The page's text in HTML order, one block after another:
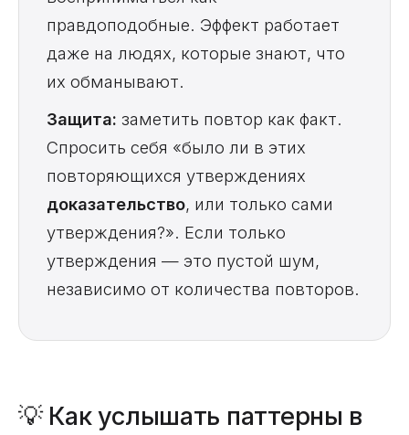
правдоподобные. Эффект работает
даже на людях, которые знают, что
их обманывают.
Защита: заметить повтор как факт.
Спросить себя «было ли в этих
повторяющихся утверждениях
доказательство, или только сами
утверждения?». Если только
утверждения — это пустой шум,
независимо от количества повторов.
💡 Как услышать паттерны в